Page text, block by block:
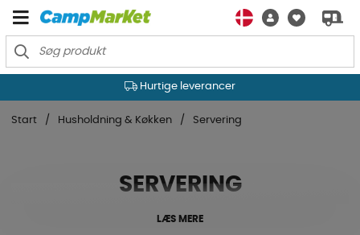
Hurtige leverancer
Start Husholdning & Køkken Servering
SERVERING
LÆS MERE